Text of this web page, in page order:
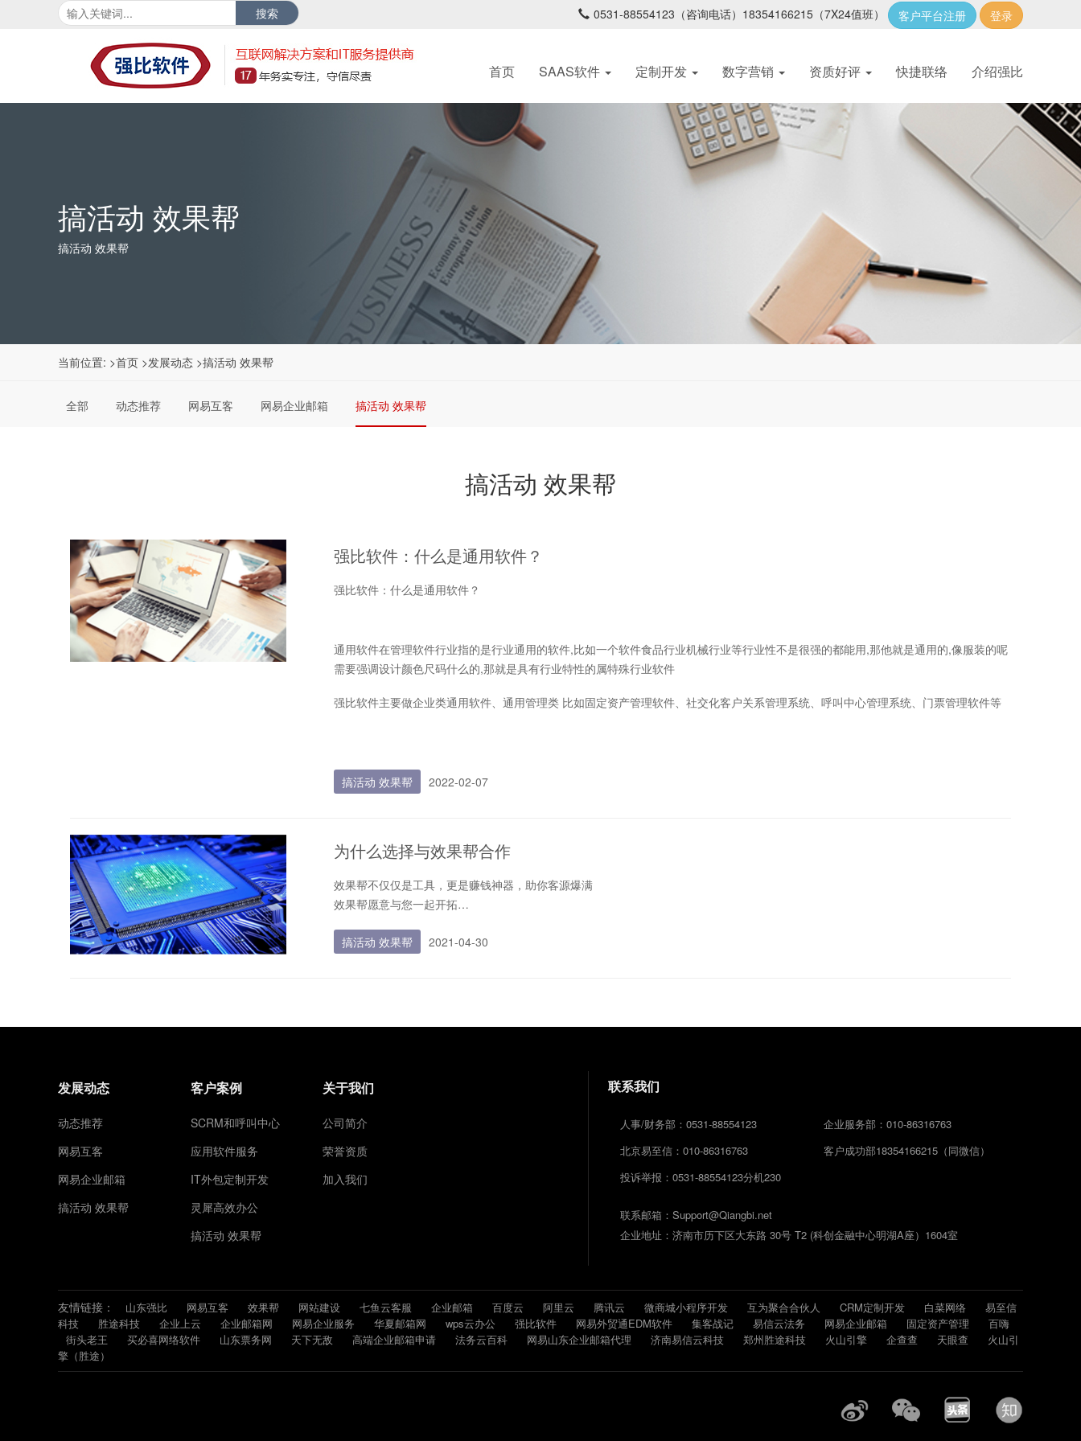
搜索 0531-88554123（咨询电话）18354166215 （7X24值班） 客户平台注册 登录
首页 SAAS软件 定制开发 数字营销 资质好评 快捷联络 介绍强比
搞活动 效果帮
搞活动 效果帮
当前位置: >首页 >发展动态 >搞活动 效果帮
全部 动态推荐 网易互客 网易企业邮箱 搞活动 效果帮
搞活动 效果帮
强比软件：什么是通用软件？
强比软件：什么是通用软件？
通用软件在管理软件行业指的是行业通用的软件,比如一个软件食品行业机械行业等行业性不是很强的都能用,那他就是通用的,像服装的呢
需要强调设计颜色尺码什么的,那就是具有行业特性的属特殊行业软件
强比软件主要做企业类通用软件、通用管理类 比如固定资产管理软件、社交化客户关系管理系统、呼叫中心管理系统、门票管理软件等
搞活动 效果帮 2022-02-07
为什么选择与效果帮合作
效果帮不仅仅是工具，更是赚钱神器，助你客源爆满
效果帮愿意与您一起开拓
搞活动 效果帮 2021-04-30
发展动态
动态推荐
网易互客
网易企业邮箱
搞活动 效果帮
客户案例
SCRM和呼叫中心
应用软件服务
IT外包定制开发
灵犀高效办公
搞活动 效果帮
关于我们
公司简介
荣誉资质
加入我们
联系我们
人事/财务部：0531-88554123
企业服务部：010-86316763
北京易至信：010-86316763
客户成功部18354166215（同微信）
投诉举报：0531-88554123分机230
联系邮箱：Support@Qiangbi.net
企业地址：济南市历下区大东路 30号 T2 (科创金融中心明湖A座）1604室
友情链接： 山东强比 网易互客 效果帮 网站建设 七鱼云客服 企业邮箱 百度云 阿里云 腾讯云 微商城小程序开发 互为聚合合伙人 CRM定制开发 白菜网络
易至信
科技
胜途科技 企业上云 企业邮箱网 网易企业服务 华夏邮箱网 wps云办公 强比软件 网易外贸通EDM软件 集客战记 易信云法务 网易企业邮箱 固定资产管理
百嗨
街头老王
买必喜网络软件 山东票务网 天下无敌 高端企业邮箱申请 法务云百科 网易山东企业邮箱代理 济南易信云科技 郑州胜途科技 火山引擎 企查查 天眼查
火山引
擎（胜途）